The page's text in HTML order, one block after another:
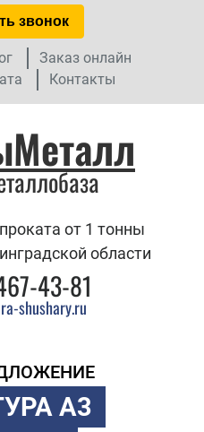
звонок
Заказ онлайн
Контакты
от 1 тонны
области
43-81
shushary.ru
А3